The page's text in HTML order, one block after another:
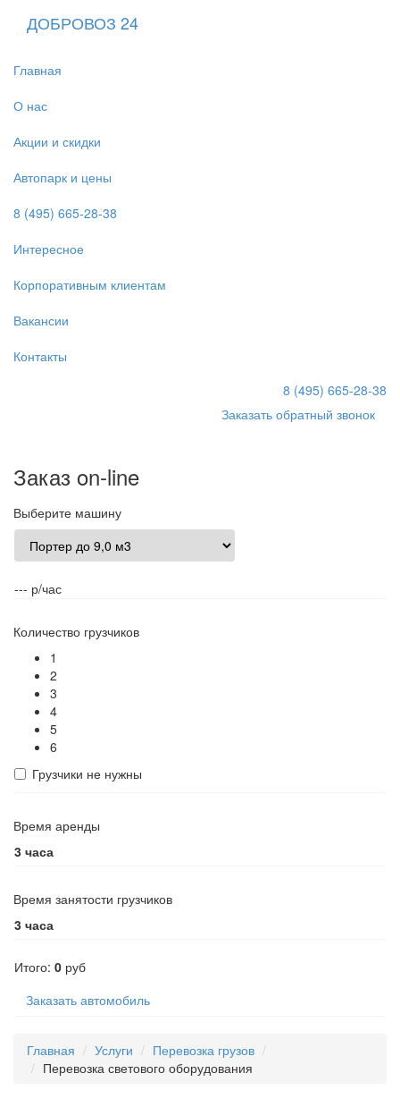
ДОБРОВОЗ 24
Главная
О нас
Акции и скидки
Автопарк и цены
8 (495) 665-28-38
Интересное
Корпоративным клиентам
Вакансии
Контакты
8 (495) 665-28-38
Заказать обратный звонок
Заказ on-line
Выберите машину
--- р/час
Количество грузчиков
1
2
3
4
5
6
Грузчики не нужны
Время аренды
3 часа
Время занятости грузчиков
3 часа
Итого: 0 руб
Заказать автомобиль
Главная Услуги
Перевозка грузов
Перевозка светового оборудования